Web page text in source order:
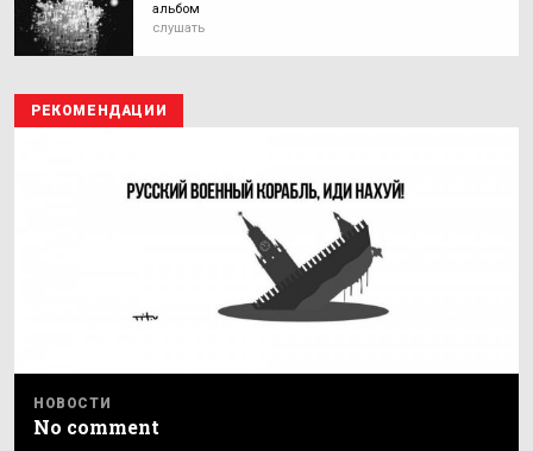
альбом
слушать
РЕКОМЕНДАЦИИ
НОВОСТИ
No comment